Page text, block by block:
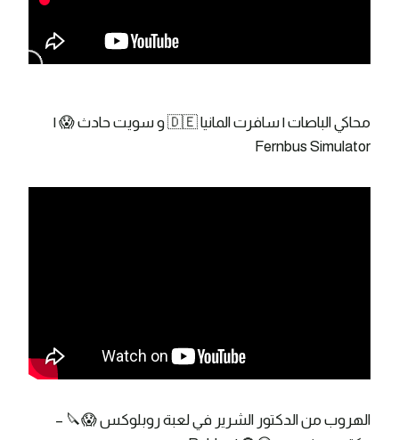
محاكي الباصات | سافرت المانيا 🇩🇪 و سويت حادث 😱 |
Fernbus Simulator
الهروب من الدكتور الشرير في لعبة روبلوكس 😱🔪 –